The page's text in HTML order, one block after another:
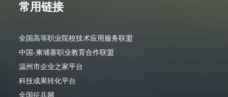
常用链接
全国高等职业院校技术应用服务联盟
中国-柬埔寨职业教育合作联盟
温州市企业之家平台
科技成果转化平台
全国征兵网